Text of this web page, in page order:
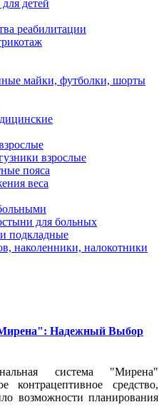
детей
реабилитации
майки, футболки, шорты
взрослые
пояса
веса
для больных
подкладные
наколенники, налокотники
Надежный Выбор
система "Мирена"
средство,
возможности планирования